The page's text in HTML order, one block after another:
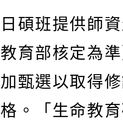
碩班提供師
教育部核定為
甄選以取得
。「生命教